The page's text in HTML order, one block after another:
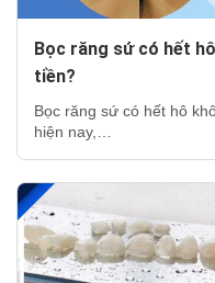
Bọc răng sứ có hết
tiền?
Bọc răng sứ có hết hô
hiện nay,…